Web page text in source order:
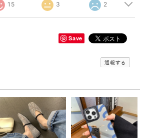
15 3 2
Save
通報する